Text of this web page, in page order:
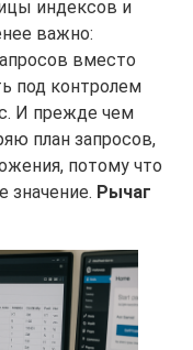
индексов и
важно:
вместо
под контролем
И прежде чем
план запросов,
потому что
значение. Рычаг